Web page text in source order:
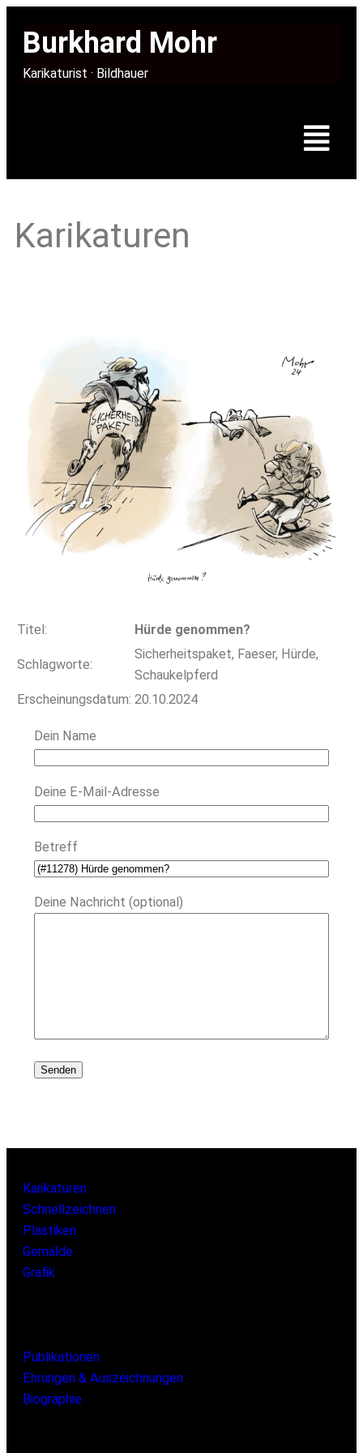
Burkhard Mohr
Karikaturist · Bildhauer
Karikaturen
Titel: Hürde genommen?
Schlagworte:
Sicherheitspaket, Faeser, Hürde,
Schaukelpferd
Erscheinungsdatum: 20.10.2024
Dein Name
Deine E-Mail-Adresse
Betreff
Deine Nachricht (optional)
Karikaturen
Schnellzeichnen
Plastiken
Gemälde
Grafik
Publikationen
Ehrungen & Auszeichnungen
Biographie